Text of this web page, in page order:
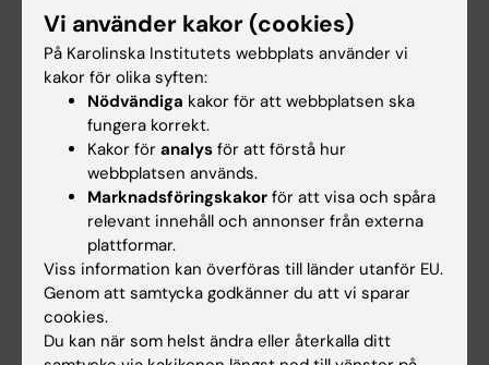
Huvudmeny
Utbildning
Forskarutbildning
Forskning
Nyheter
Kalender
Student
Vi använder kakor (cookies)
På Karolinska Institutets webbplats använder vi
kakor för olika syften:
Nödvändiga kakor för att webbplatsen ska
fungera korrekt.
Kakor för analys för att förstå hur
webbplatsen används.
Marknadsföringskakor för att visa och spåra
relevant innehåll och annonser från externa
plattformar.
Viss information kan överföras till länder utanför EU.
Genom att samtycka godkänner du att vi sparar
cookies.
Du kan när som helst ändra eller återkalla ditt